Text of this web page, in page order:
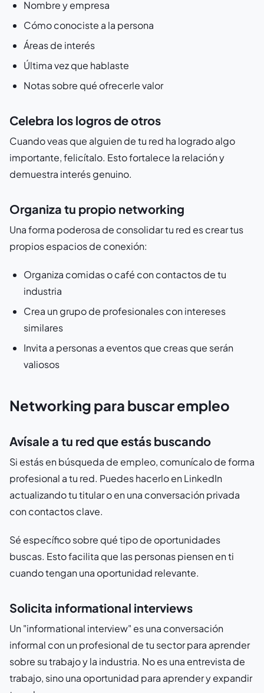
Nombre y empresa
Cómo conociste a la persona
Áreas de interés
Última vez que hablaste
Notas sobre qué ofrecerle valor
Celebra los logros de otros
Cuando veas que alguien de tu red ha logrado algo
importante, felicítalo. Esto fortalece la relación y
demuestra interés genuino.
Organiza tu propio networking
Una forma poderosa de consolidar tu red es crear tus
propios espacios de conexión:
Organiza comidas o café con contactos de tu
industria
Crea un grupo de profesionales con intereses
similares
Invita a personas a eventos que creas que serán
valiosos
Networking para buscar empleo
Avísale a tu red que estás buscando
Si estás en búsqueda de empleo, comunícalo de forma
profesional a tu red. Puedes hacerlo en LinkedIn
actualizando tu titular o en una conversación privada
con contactos clave.
Sé específico sobre qué tipo de oportunidades
buscas. Esto facilita que las personas piensen en ti
cuando tengan una oportunidad relevante.
Solicita informational interviews
Un "informational interview" es una conversación
informal con un profesional de tu sector para aprender
sobre su trabajo y la industria. No es una entrevista de
trabajo, sino una oportunidad para aprender y expandir